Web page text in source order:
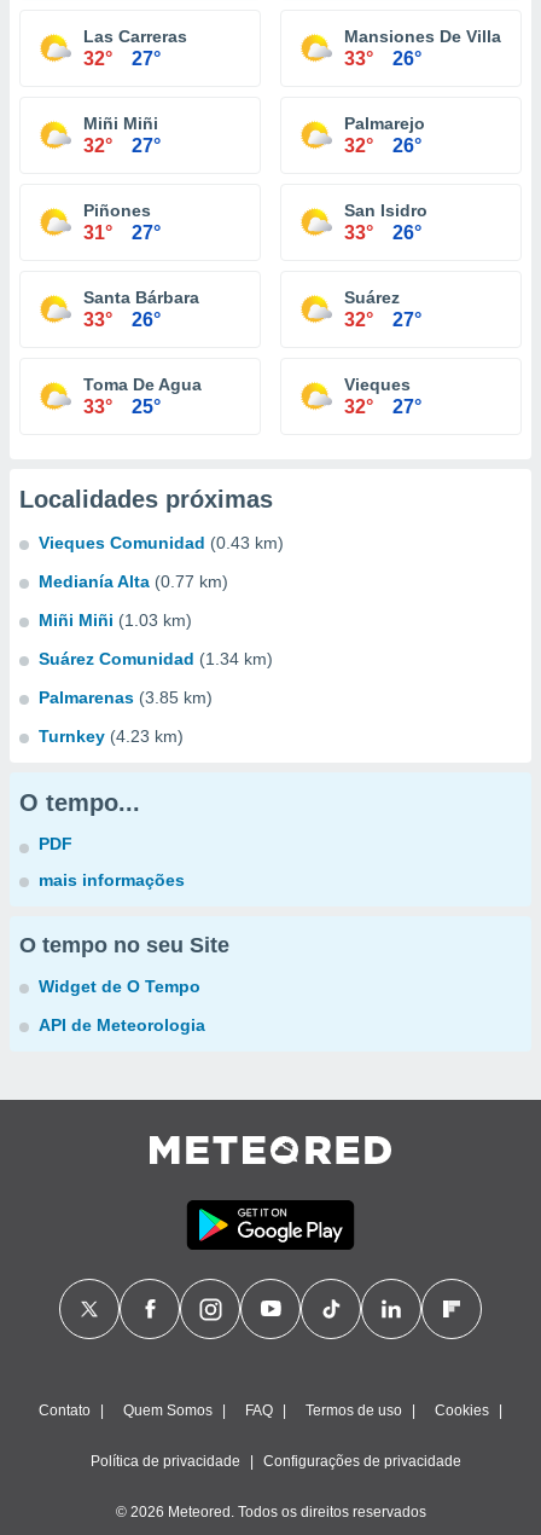
Las Carreras
32° 27°
Mansiones De Villa
33° 26°
Miñi Miñi
32° 27°
Palmarejo
32° 26°
Piñones
31° 27°
San Isidro
33° 26°
Santa Bárbara
33° 26°
Suárez
32° 27°
Toma De Agua
33° 25°
Vieques
32° 27°
Localidades próximas
Vieques Comunidad (0.43 km)
Medianía Alta (0.77 km)
Miñi Miñi (1.03 km)
Suárez Comunidad (1.34 km)
Palmarenas (3.85 km)
Turnkey (4.23 km)
O tempo...
PDF
mais informações
O tempo no seu Site
Widget de O Tempo
API de Meteorologia
Contato Quem Somos FAQ Termos de uso Cookies
Política de privacidade Configurações de privacidade
© 2026 Meteored. Todos os direitos reservados